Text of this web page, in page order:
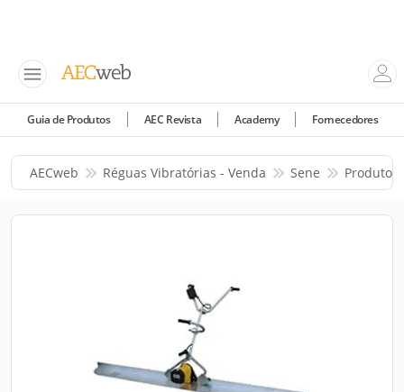
Guia de Produtos AEC Revista Academy Fornecedores
AECweb Réguas Vibratórias - Venda Sene Produtos